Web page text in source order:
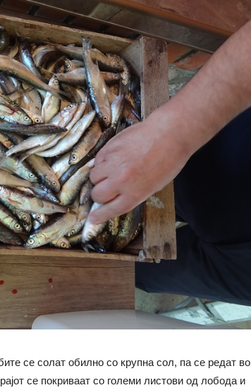
се солат обилно со крупна сол, па се редат во
се покриваат со големи листови од лобода и